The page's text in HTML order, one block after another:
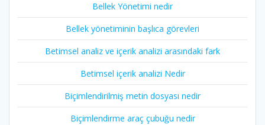
Bellek Yönetimi nedir
Bellek yönetiminin başlıca görevleri
Betimsel analiz ve içerik analizi arasındaki fark
Betimsel içerik analizi Nedir
Biçimlendirilmiş metin dosyası nedir
Biçimlendirme araç çubuğu nedir